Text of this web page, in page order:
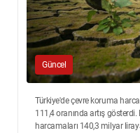
Güncel
Türkiye'de çevre koruma
111,4 oranında artış
harcamaları 140,3 milyar